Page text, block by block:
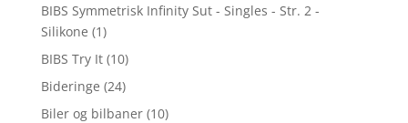
BIBS Symmetrisk Infinity Sut - Singles - Str. 2 -
Silikone (1)
BIBS Try It (10)
Bideringe (24)
Biler og bilbaner (10)